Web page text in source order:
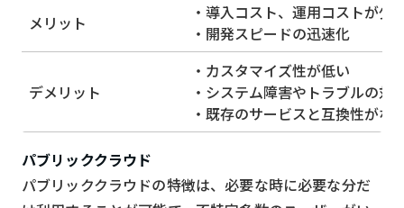
メリット
・導入コスト、運用コストが少
・開発スピードの迅速化
デメリット
・カスタマイズ性が低い
・システム障害やトラブルの対
・既存のサービスと互換性がな
パブリッククラウド
パブリッククラウドの特徴は、必要な時に必要な分だ